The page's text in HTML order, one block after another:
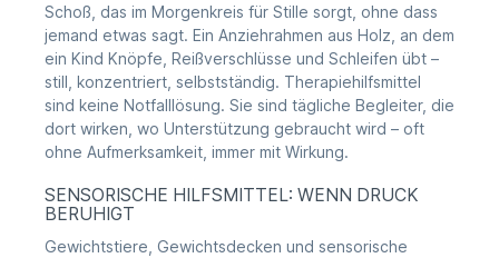
Schoß, das im Morgenkreis für Stille sorgt, ohne dass
jemand etwas sagt. Ein Anziehrahmen aus Holz, an dem
ein Kind Knöpfe, Reißverschlüsse und Schleifen übt –
still, konzentriert, selbstständig. Therapiehilfsmittel
sind keine Notfalllösung. Sie sind tägliche Begleiter, die
dort wirken, wo Unterstützung gebraucht wird – oft
ohne Aufmerksamkeit, immer mit Wirkung.
SENSORISCHE HILFSMITTEL: WENN DRUCK
BERUHIGT
Gewichtstiere, Gewichtsdecken und sensorische